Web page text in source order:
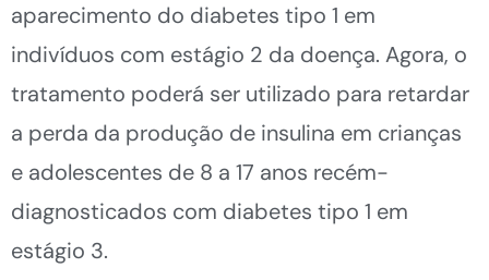
aparecimento do diabetes tipo 1 em
indivíduos com estágio 2 da doença. Agora, o
tratamento poderá ser utilizado para retardar
a perda da produção de insulina em crianças
e adolescentes de 8 a 17 anos recém-
diagnosticados com diabetes tipo 1 em
estágio 3.